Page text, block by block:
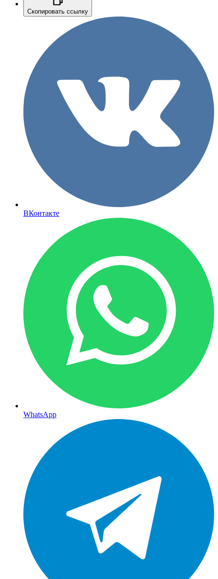
Скопировать ссылку
ВКонтакте
WhatsApp